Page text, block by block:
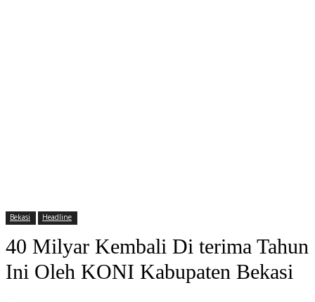
Bekasi Headline
40 Milyar Kembali Di terima Tahun
Ini Oleh KONI Kabupaten Bekasi